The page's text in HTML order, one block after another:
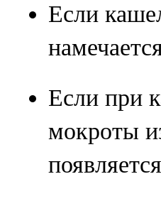
Если
Если при
мокроты